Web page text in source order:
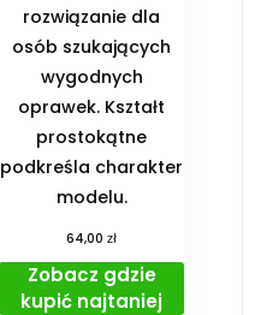
rozwiązanie dla
osób szukających
wygodnych
oprawek. Kształt
prostokątne
podkreśla charakter
modelu.
64,00zł
Zobacz gdzie
kupić najtaniej